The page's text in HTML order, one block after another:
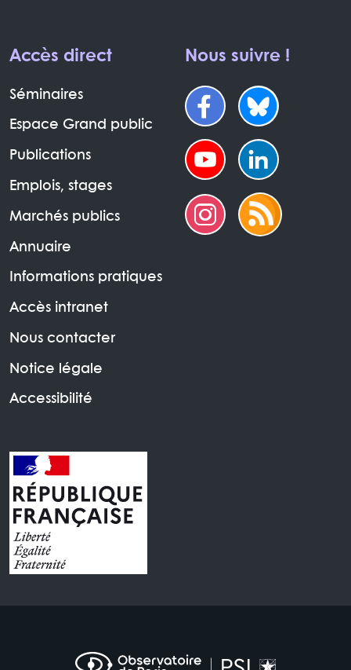
Accès direct
Séminaires
Espace Grand public
Publications
Emplois, stages
Marchés publics
Annuaire
Informations pratiques
Accès intranet
Nous contacter
Notice légale
Accessibilité
Nous suivre !